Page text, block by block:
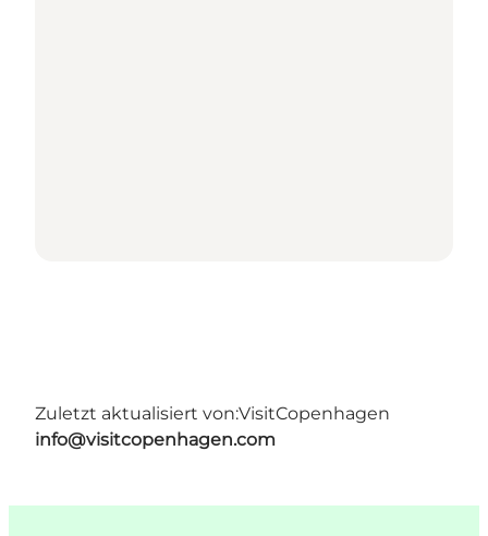
Zuletzt aktualisiert von:VisitCopenhagen
info@visitcopenhagen.com